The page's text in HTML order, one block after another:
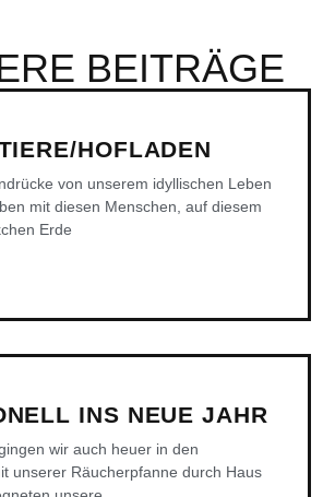
BEITRÄGE
HOFLADEN
von unserem idyllischen Leben
mit diesen Menschen, auf diesem
Erde
INS NEUE JAHR
wir auch heuer in den
unserer Räucherpfanne durch Haus